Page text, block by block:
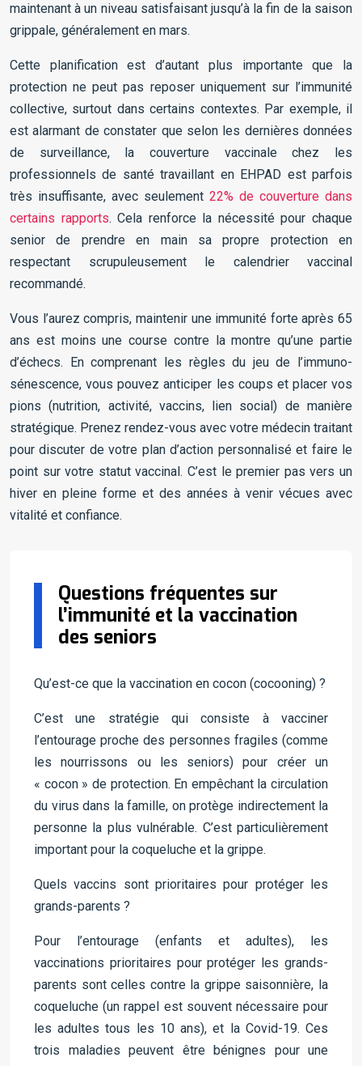
maintenant à un niveau satisfaisant jusqu’à la fin de la saison
grippale, généralement en mars.
Cette planification est d’autant plus importante que la
protection ne peut pas reposer uniquement sur l’immunité
collective, surtout dans certains contextes. Par exemple, il
est alarmant de constater que selon les dernières données
de surveillance, la couverture vaccinale chez les
professionnels de santé travaillant en EHPAD est parfois
très insuffisante, avec seulement 22% de couverture dans
certains rapports. Cela renforce la nécessité pour chaque
senior de prendre en main sa propre protection en
respectant scrupuleusement le calendrier vaccinal
recommandé.
Vous l’aurez compris, maintenir une immunité forte après 65
ans est moins une course contre la montre qu’une partie
d’échecs. En comprenant les règles du jeu de l’immuno-
sénescence, vous pouvez anticiper les coups et placer vos
pions (nutrition, activité, vaccins, lien social) de manière
stratégique. Prenez rendez-vous avec votre médecin traitant
pour discuter de votre plan d’action personnalisé et faire le
point sur votre statut vaccinal. C’est le premier pas vers un
hiver en pleine forme et des années à venir vécues avec
vitalité et confiance.
Questions fréquentes sur
l’immunité et la vaccination
des seniors
Qu’est-ce que la vaccination en cocon (cocooning) ?
C’est une stratégie qui consiste à vacciner
l’entourage proche des personnes fragiles (comme
les nourrissons ou les seniors) pour créer un
« cocon » de protection. En empêchant la circulation
du virus dans la famille, on protège indirectement la
personne la plus vulnérable. C’est particulièrement
important pour la coqueluche et la grippe.
Quels vaccins sont prioritaires pour protéger les
grands-parents ?
Pour l’entourage (enfants et adultes), les
vaccinations prioritaires pour protéger les grands-
parents sont celles contre la grippe saisonnière, la
coqueluche (un rappel est souvent nécessaire pour
les adultes tous les 10 ans), et la Covid-19. Ces
trois maladies peuvent être bénignes pour une